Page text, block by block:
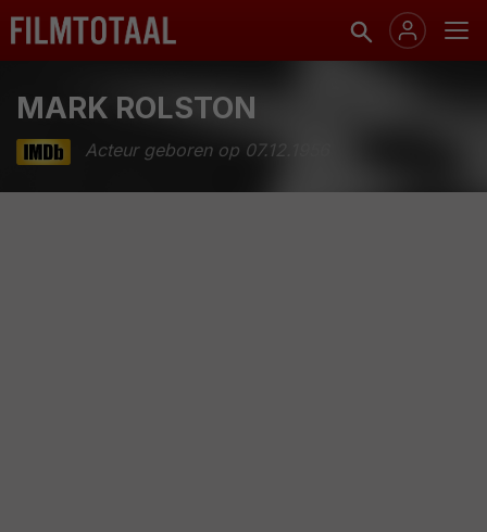
MARK ROLSTON
Acteur geboren op 07.12.1956